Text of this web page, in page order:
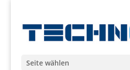
Seite wählen